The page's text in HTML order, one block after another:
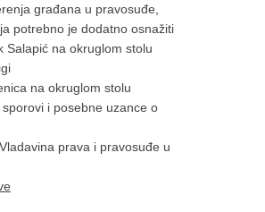
građana u pravosuđe,
potrebno je dodatno osnažiti
Salapić na okruglom stolu
na okruglom stolu
sporovi i posebne uzance o
prava i pravosuđe u